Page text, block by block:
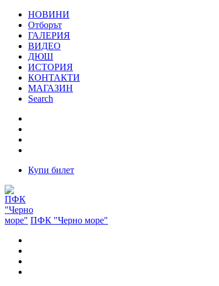
НОВИНИ
Отборът
ГАЛЕРИЯ
ВИДЕО
ДЮШ
ИСТОРИЯ
КОНТАКТИ
МАГАЗИН
Search
Купи билет
ПФК "Черно море"